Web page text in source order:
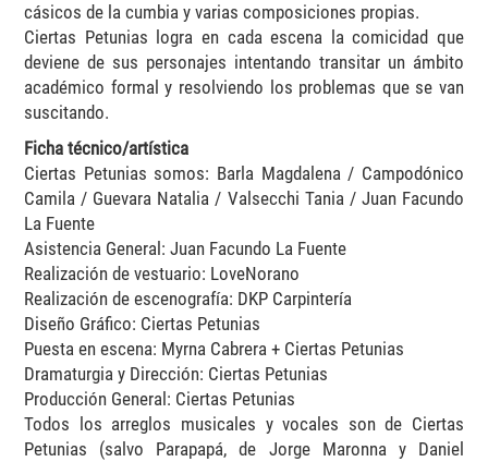
cásicos de la cumbia y varias composiciones propias.
Ciertas Petunias logra en cada escena la comicidad que
deviene de sus personajes intentando transitar un ámbito
académico formal y resolviendo los problemas que se van
suscitando.
Ficha técnico/artística
Ciertas Petunias somos: Barla Magdalena / Campodónico
Camila / Guevara Natalia / Valsecchi Tania / Juan Facundo
La Fuente
Asistencia General: Juan Facundo La Fuente
Realización de vestuario: LoveNorano
Realización de escenografía: DKP Carpintería
Diseño Gráfico: Ciertas Petunias
Puesta en escena: Myrna Cabrera + Ciertas Petunias
Dramaturgia y Dirección: Ciertas Petunias
Producción General: Ciertas Petunias
Todos los arreglos musicales y vocales son de Ciertas
Petunias (salvo Parapapá, de Jorge Maronna y Daniel